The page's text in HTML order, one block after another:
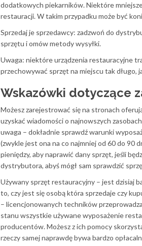
dodatkowych piekarników. Niektóre
restauracji. W takim przypadku może być
Sprzedaj je sprzedawcy: zadzwoń do
sprzętu i omów metody wysyłki.
Uwaga: niektóre urządzenia restauracyjne
przechowywać sprzęt na miejscu tak długo,
Wskazówki dotyczące
Możesz zarejestrować się na stronach
uzyskać wiadomości o najnowszych
uwaga – dokładnie sprawdź warunki
(zwykle jest ona na co najmniej od 60 do 90
pieniędzy, aby naprawić dany sprzęt, jeśli
dystrybutora, abyś mógł sam sprawdzić
Używany sprzęt restauracyjny – jest dzisiaj
to, czy jest się osobą która sprzedaje czy
– licencjonowanych techników
stanu wszystkie używane wyposażenie
producentów. Możesz z ich pomocy
rzeczy samej naprawdę bywa bardzo